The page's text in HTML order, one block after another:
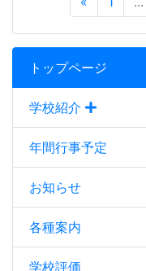
トップページ
学校紹介
年間行事予定
お知らせ
各種案内
学校評価